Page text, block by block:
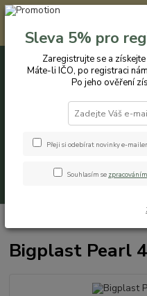
Registrovaným zákazníkům
IČO, po registraci nám jej
získáte slevu
+420 774 544 973
Bigplast Pearl
Sleva 5% pro
Zaregistrujte se a
Máte-li IČO, po registraci
Po jeho ověření
Přeji si odebírat novinky e-
Souhlasím se